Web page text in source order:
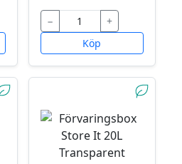
−
+
Köp